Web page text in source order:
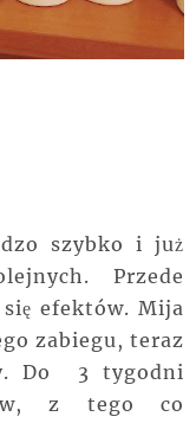
szybko i już
Przede
efektów. Mija
zabiegu, teraz
Do 3 tygodni
z tego co